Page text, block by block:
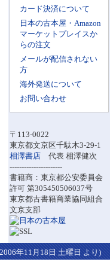
カード決済について
日本の古本屋・Amazon
マーケットプレイスか
らの注文
メールが配信されない
方
海外発送について
お問い合わせ
〒113-0022
東京都文京区千駄木3-29-1
相澤書店 代表 相澤健次
----------------------
書籍商：東京都公安委員会
許可 第305450506037号
東京都古書籍商業協同組合
文京支部
年11月18日 土曜日 より)